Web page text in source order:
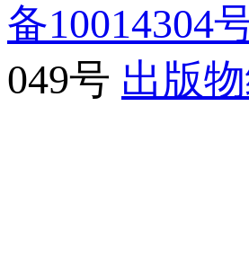
备10014304
049号 出版